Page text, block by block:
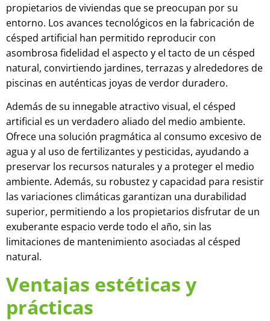
propietarios de viviendas que se preocupan por su
entorno. Los avances tecnológicos en la fabricación de
césped artificial han permitido reproducir con
asombrosa fidelidad el aspecto y el tacto de un césped
natural, convirtiendo jardines, terrazas y alrededores de
piscinas en auténticas joyas de verdor duradero.
Además de su innegable atractivo visual, el césped
artificial es un verdadero aliado del medio ambiente.
Ofrece una solución pragmática al consumo excesivo de
agua y al uso de fertilizantes y pesticidas, ayudando a
preservar los recursos naturales y a proteger el medio
ambiente. Además, su robustez y capacidad para resistir
las variaciones climáticas garantizan una durabilidad
superior, permitiendo a los propietarios disfrutar de un
exuberante espacio verde todo el año, sin las
limitaciones de mantenimiento asociadas al césped
natural.
Ventajas estéticas y
prácticas